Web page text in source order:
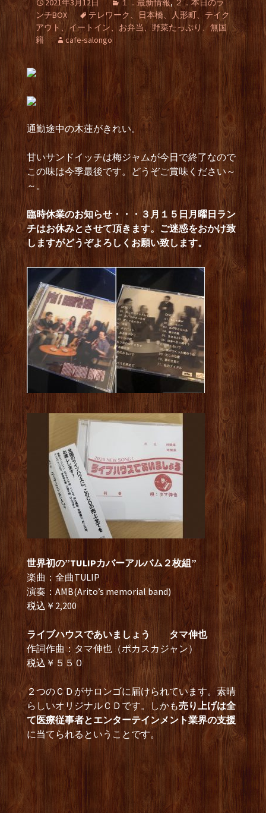
2021年3月12日 １．最新情報, ２．本日のラ
ンチBOX
テレワーク、日本橋、人形町、テイク
アウト、イートイン、お弁当、野菜たっぷり、無国
籍
cafe-salongo
通勤途中の木蓮がきれい。
甘いサンドイッチは梅ジャムが今日で終了なので
この味は今季最後です。どうぞご賞味ください～
～。
臨時休業のお知らせ・・・３月１５日月曜日ラン
チはお休みとさせて頂きます。ご迷惑をおかけ致
しますがどうぞよろしくお願い致します。
世界初の”TULIPカバーアルバム２枚組”
楽曲：全曲TULIP
演奏：AMB(Arito’s memorial band)
税込￥2,200
ライブハウスであいましょう タマ伸也
作詞作曲：タマ伸也（ポカスカジャン）
税込￥５５０
２つのＣＤがサロンゴに届けられています。素晴
らしいオリジナルＣＤです。しかも売り上げは全
て医療従事者とエンターテインメント業界の支援
に当てられるということです。